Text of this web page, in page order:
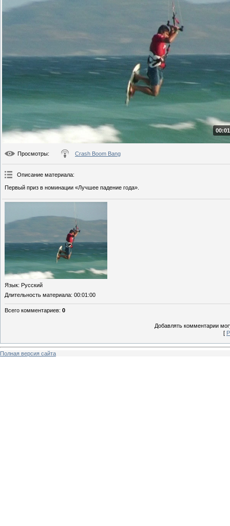
Просмотры: Crash Boom Bang
Описание материала:
Первый приз в номинации «Лучшее падение года».
Язык: Русский
Длительность материала: 00:01:00
Всего комментариев: 0
Добавлять комментарии
[
Полная версия сайта